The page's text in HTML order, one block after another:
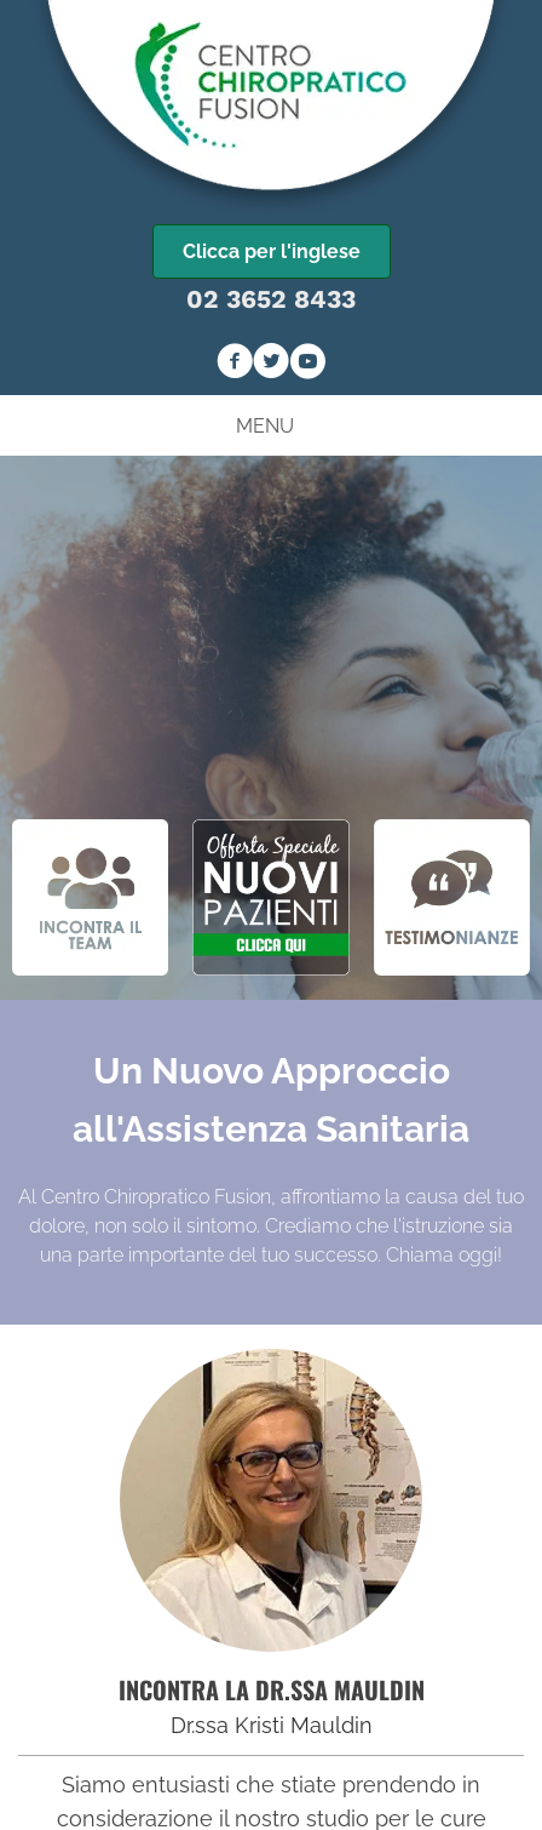
Clicca per l'inglese
02 3652 8433
MENU
Un Nuovo Approccio
all'Assistenza Sanitaria
Al Centro Chiropratico Fusion, affrontiamo la causa del tuo
dolore, non solo il sintomo. Crediamo che l'istruzione sia
una parte importante del tuo successo. Chiama oggi!
INCONTRA LA DR.SSA MAULDIN
Dr.ssa Kristi Mauldin
Siamo entusiasti che stiate prendendo in
considerazione il nostro studio per le cure